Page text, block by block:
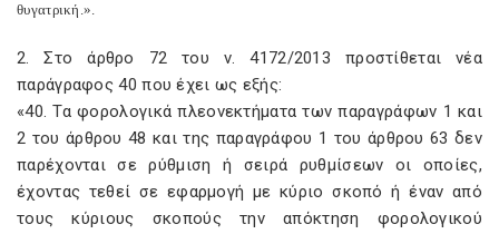
θυγατρική.».
2. Στο άρθρο 72 του ν. 4172/2013 προστίθεται νέα
παράγραφος 40 που έχει ως εξής:
«40. Τα φορολογικά πλεονεκτήματα των παραγράφων 1 και
2 του άρθρου 48 και της παραγράφου 1 του άρθρου 63 δεν
παρέχονται σε ρύθμιση ή σειρά ρυθμίσεων οι οποίες,
έχοντας τεθεί σε εφαρμογή με κύριο σκοπό ή έναν από
τους κύριους σκοπούς την απόκτηση φορολογικού